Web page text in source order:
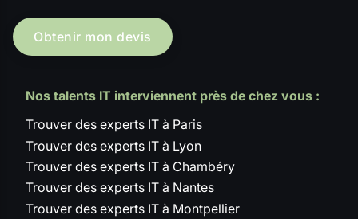
Obtenir mon devis
Nos talents IT interviennent près de chez vous :
Trouver des experts IT à Paris
Trouver des experts IT à Lyon
Trouver des experts IT à Chambéry
Trouver des experts IT à Nantes
Trouver des experts IT à Montpellier